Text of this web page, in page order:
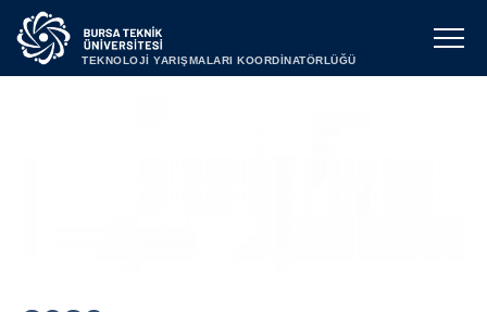
TEKNOLOJİ YARIŞMALARI KOORDİNATÖRLÜĞÜ